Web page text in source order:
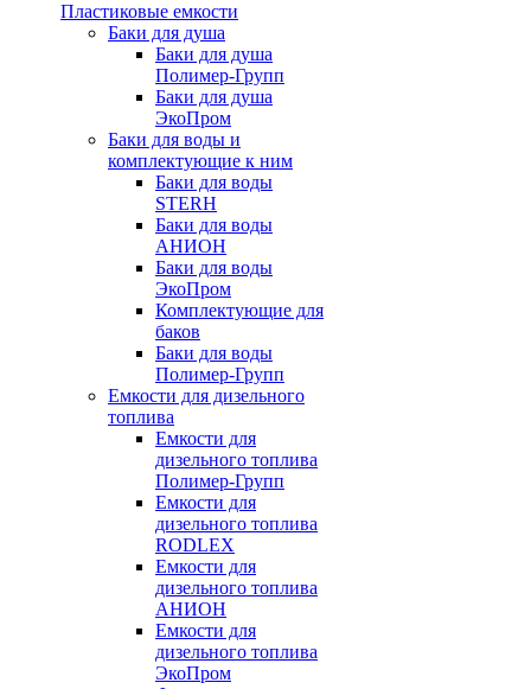
Пластиковые емкости
Баки для душа
Баки для душа
Полимер-Групп
Баки для душа
ЭкоПром
Баки для воды и
комплектующие к ним
Баки для воды
STERH
Баки для воды
АНИОН
Баки для воды
ЭкоПром
Комплектующие для
баков
Баки для воды
Полимер-Групп
Емкости для дизельного
топлива
Емкости для
дизельного топлива
Полимер-Групп
Емкости для
дизельного топлива
RODLEX
Емкости для
дизельного топлива
АНИОН
Емкости для
дизельного топлива
ЭкоПром